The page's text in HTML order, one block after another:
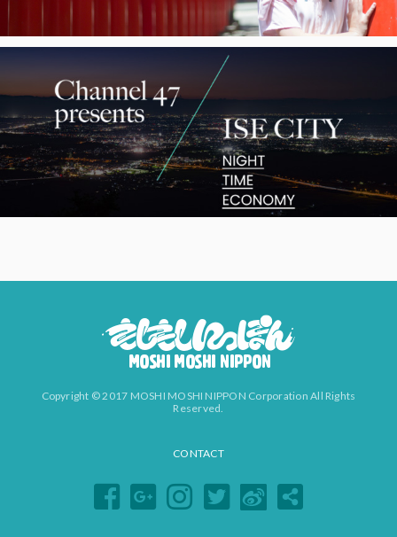
Copyright © 2017 MOSHI MOSHI NIPPON Corporation All Rights
Reserved.
CONTACT